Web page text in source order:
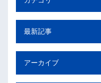
最新記事
アーカイブ